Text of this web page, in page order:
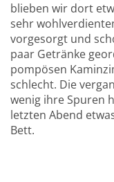
blieben wir dort
sehr
vorgesorgt und
paar Getränke
pompösen
schlecht. Die
wenig ihre Spuren
letzten Abend
Bett.